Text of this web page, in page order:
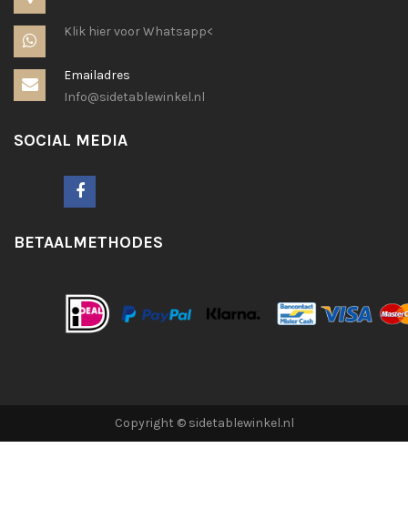
Klik hier voor Whatsapp<
Emailadres
Info@sidetablewinkel.nl
SOCIAL MEDIA
BETAALMETHODES
Copyright © sidetablewinkel.nl